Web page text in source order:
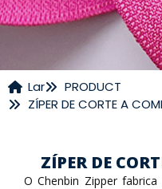
Lar
PRODUCT
ZÍPER DE CORTE A
ZÍPER DE
O Chenbin Zipper